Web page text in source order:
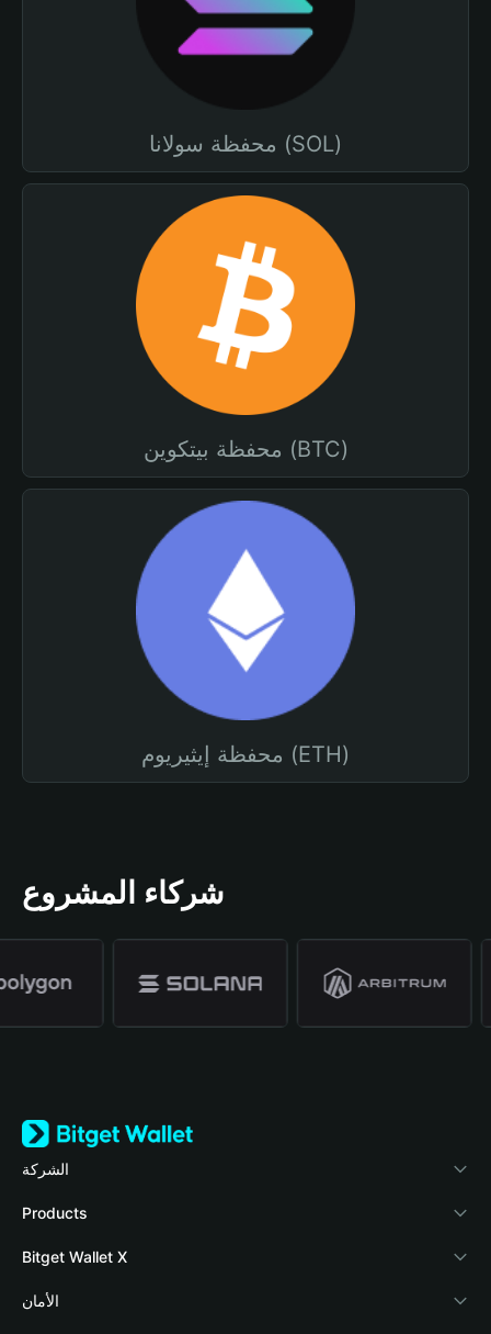
محفظة سولانا (SOL)
محفظة بيتكوين (BTC)
محفظة إيثيريوم (ETH)
شركاء المشروع
الشركة
المدونة
الأكاديمية
Products
Crypto Card
Stablecoin Earn
Bitget Wallet X
المطورون
الأمان